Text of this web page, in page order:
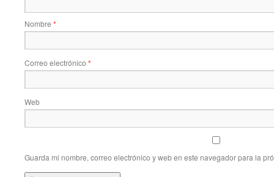
Nombre *
Correo electrónico *
Web
Guarda mi nombre, correo electrónico y web en este navegador para la